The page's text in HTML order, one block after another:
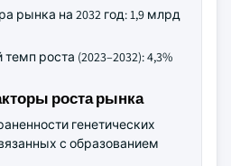
рынка на 2032 год: 1,9 млрд
роста (2023–2032): 4,3%
роста рынка
генетических
с образованием